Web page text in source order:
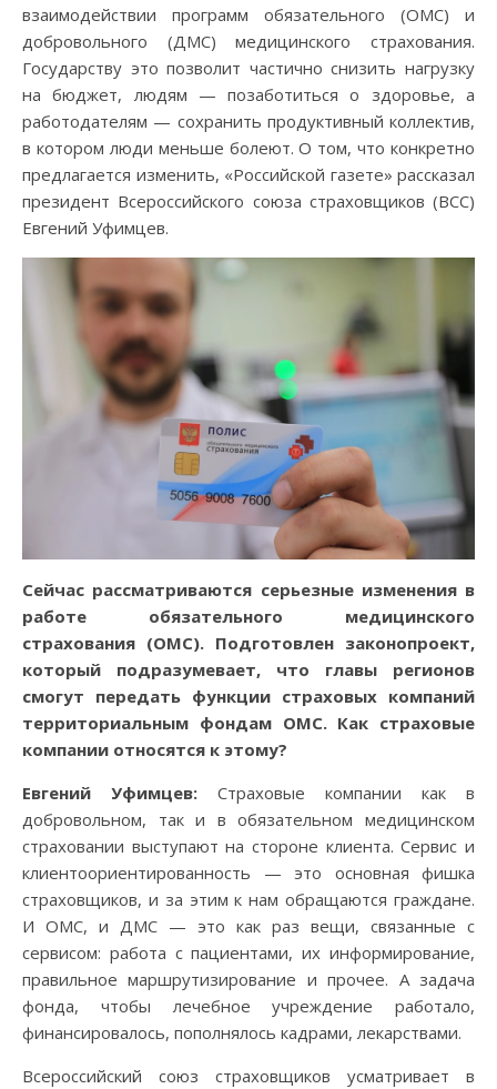
взаимодействии программ обязательного (ОМС) и
добровольного (ДМС) медицинского страхования.
Государству это позволит частично снизить нагрузку
на бюджет, людям — позаботиться о здоровье, а
работодателям — сохранить продуктивный коллектив,
в котором люди меньше болеют. О том, что конкретно
предлагается изменить, «Российской газете» рассказал
президент Всероссийского союза страховщиков (ВСС)
Евгений Уфимцев.
Сейчас рассматриваются серьезные изменения в
работе обязательного медицинского
страхования (ОМС). Подготовлен законопроект,
который подразумевает, что главы регионов
смогут передать функции страховых компаний
территориальным фондам ОМС. Как страховые
компании относятся к этому?
Евгений Уфимцев: Страховые компании как в
добровольном, так и в обязательном медицинском
страховании выступают на стороне клиента. Сервис и
клиентоориентированность — это основная фишка
страховщиков, и за этим к нам обращаются граждане.
И ОМС, и ДМС — это как раз вещи, связанные с
сервисом: работа с пациентами, их информирование,
правильное маршрутизирование и прочее. А задача
фонда, чтобы лечебное учреждение работало,
финансировалось, пополнялось кадрами, лекарствами.
Всероссийский союз страховщиков усматривает в